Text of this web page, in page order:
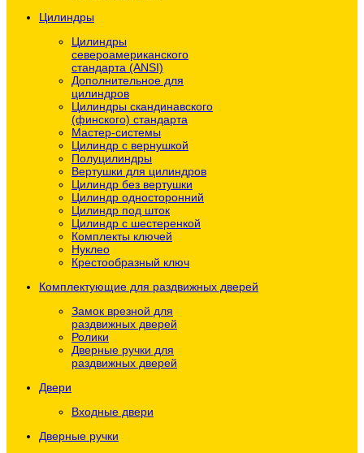
Цилиндры
Цилиндры
североамериканского
стандарта (ANSI)
Дополнительное для
цилиндров
Цилиндры скандинавского
(финского) стандарта
Мастер-системы
Цилиндр с вернушкой
Полуцилиндры
Вертушки для цилиндров
Цилиндр без вертушки
Цилиндр односторонний
Цилиндр под шток
Цилиндр с шестеренкой
Комплекты ключей
Нуклео
Крестообразный ключ
Комплектующие для раздвижных дверей
Замок врезной для
раздвижных дверей
Ролики
Дверные ручки для
раздвижных дверей
Двери
Входные двери
Дверные ручки